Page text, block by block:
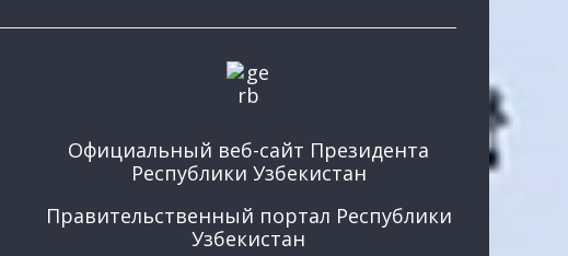
Официальный веб-сайт Президента
Республики Узбекистан
Правительственный портал Республики
Узбекистан